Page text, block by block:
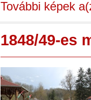
További képek
1848/49-es